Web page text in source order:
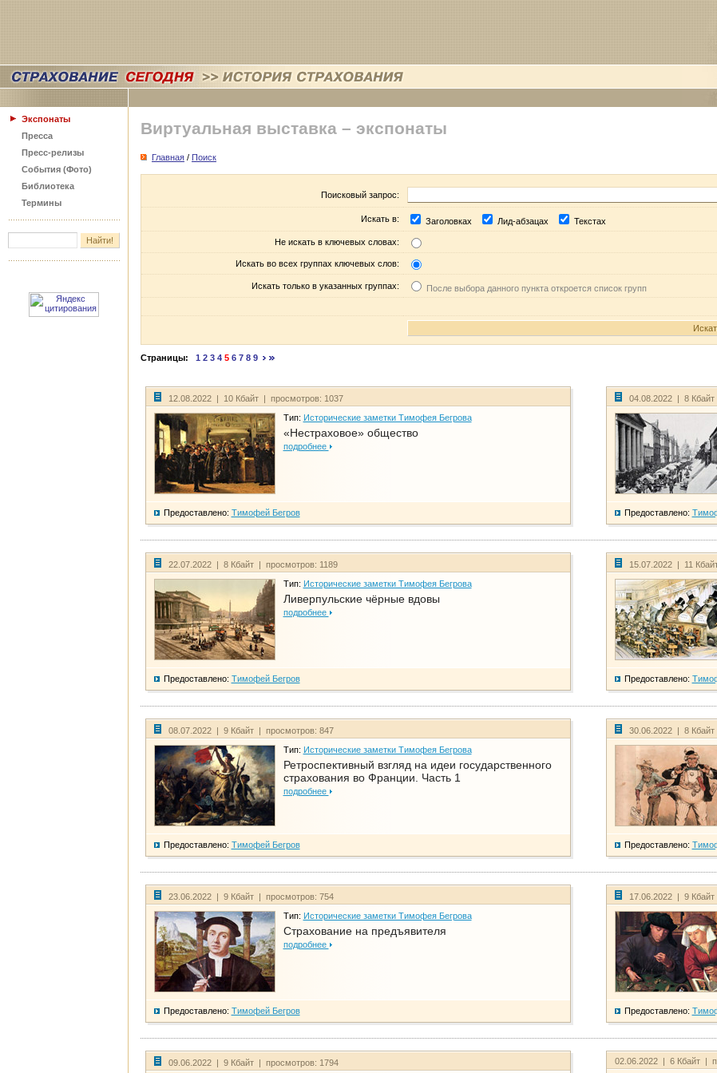
Экспонаты
Пресса
Пресс-релизы
События (Фото)
Библиотека
Термины
Виртуальная выставка – экспонаты
Главная / Поиск
Поисковый запрос:
Искать в: Заголовках Лид-абзацах Текстах
Не искать в ключевых словах:
Искать во всех группах ключевых слов:
Искать только в указанных группах: После выбора данного пункта откроется список групп
Страницы: 1 2 3 4 5 6 7 8 9
12.08.2022 | 10 Кбайт | просмотров: 1037
Тип: Исторические заметки Тимофея Бегрова
«Нестраховое» общество
подробнее
Предоставлено: Тимофей Бегров
04.08.2022 | 8
Предоставлено:
22.07.2022 | 8 Кбайт | просмотров: 1189
Тип: Исторические заметки Тимофея Бегрова
Ливерпульские чёрные вдовы
подробнее
Предоставлено: Тимофей Бегров
15.07.2022 | 11
Предоставлено:
08.07.2022 | 9 Кбайт | просмотров: 847
Тип: Исторические заметки Тимофея Бегрова
Ретроспективный взгляд на идеи государственного
страхования во Франции. Часть 1
подробнее
Предоставлено: Тимофей Бегров
30.06.2022 | 8
Предоставлено:
23.06.2022 | 9 Кбайт | просмотров: 754
Тип: Исторические заметки Тимофея Бегрова
Страхование на предъявителя
подробнее
Предоставлено: Тимофей Бегров
17.06.2022 | 9
Предоставлено:
09.06.2022 | 9 Кбайт | просмотров: 1794 02.06.2022 | 6 Кбайт |